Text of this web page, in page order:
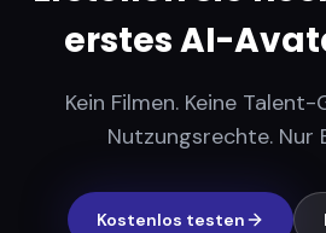
erstes AI-
Kein Filmen. Keine Talent-
Nutzungsrechte. Nur
Kostenlos testen